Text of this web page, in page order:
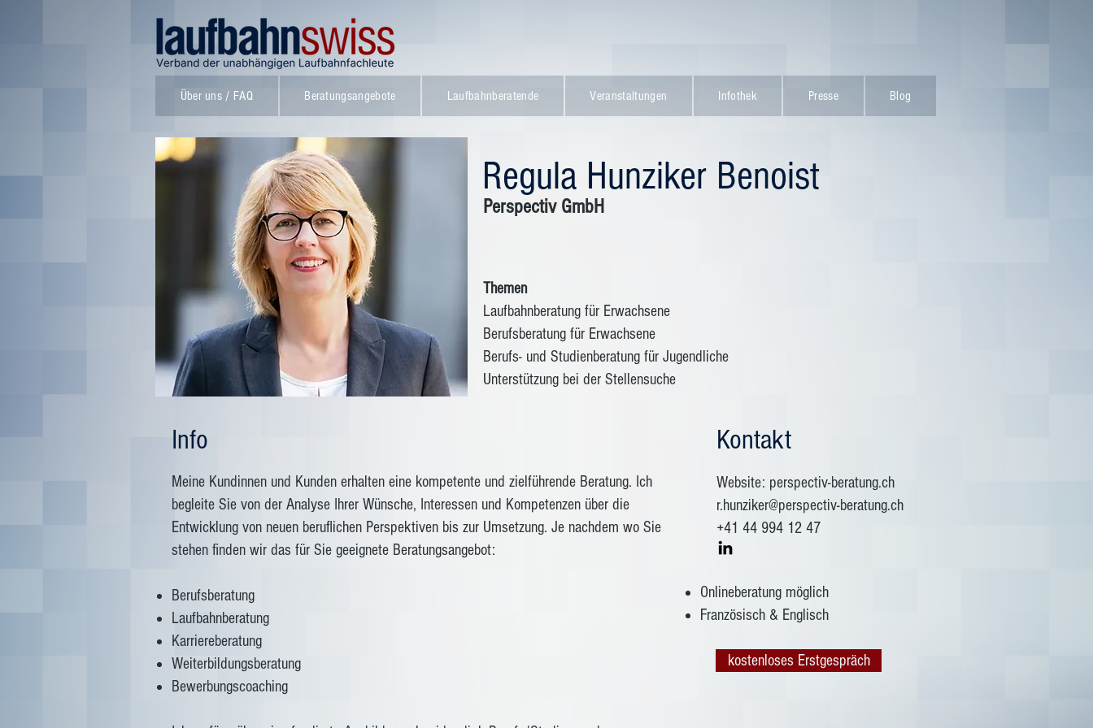
Über uns / FAQ Beratungsangebote Laufbahnberatende Veranstaltungen Infothek Presse Blog
Regula Hunziker Benoist
Perspectiv GmbH
Themen
Laufbahnberatung für Erwachsene
Berufsberatung für Erwachsene
Berufs- und Studienberatung für Jugendliche
Unterstützung bei der Stellensuche
Info
Meine Kundinnen und Kunden erhalten eine kompetente und zielführende Beratung. Ich
begleite Sie von der Analyse Ihrer Wünsche, Interessen und Kompetenzen über die
Entwicklung von neuen beruflichen Perspektiven bis zur Umsetzung. Je nachdem wo Sie
stehen finden wir das für Sie geeignete Beratungsangebot:
Berufsberatung
Laufbahnberatung
Karriereberatung
Weiterbildungsberatung
Bewerbungscoaching
Kontakt
Website: perspectiv-beratung.ch
r.hunziker@perspectiv-beratung.ch
+41 44 994 12 47
Onlineberatung möglich
Französisch & Englisch
kostenloses Erstgespräch